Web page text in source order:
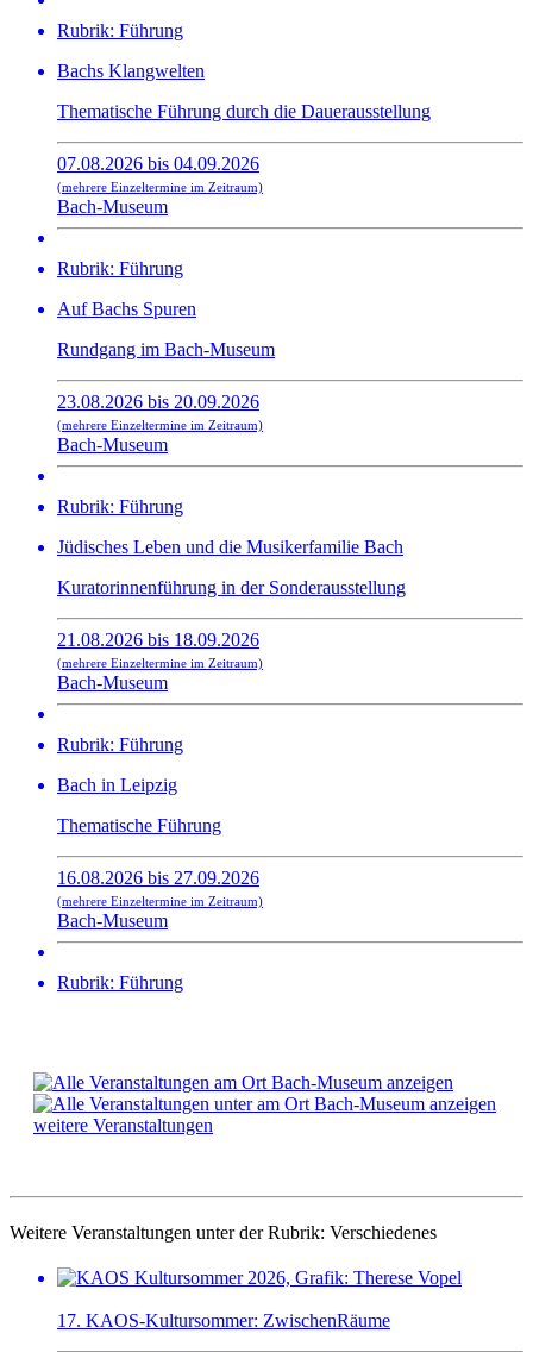
Rubrik: Führung
Bachs Klangwelten
Thematische Führung durch die Dauerausstellung
07.08.2026 bis 04.09.2026
(mehrere Einzeltermine im Zeitraum)
Bach-Museum
Rubrik: Führung
Auf Bachs Spuren
Rundgang im Bach-Museum
23.08.2026 bis 20.09.2026
(mehrere Einzeltermine im Zeitraum)
Bach-Museum
Rubrik: Führung
Jüdisches Leben und die Musikerfamilie Bach
Kuratorinnenführung in der Sonderausstellung
21.08.2026 bis 18.09.2026
(mehrere Einzeltermine im Zeitraum)
Bach-Museum
Rubrik: Führung
Bach in Leipzig
Thematische Führung
16.08.2026 bis 27.09.2026
(mehrere Einzeltermine im Zeitraum)
Bach-Museum
Rubrik: Führung
weitere Veranstaltungen
Weitere Veranstaltungen unter der Rubrik: Verschiedenes
17. KAOS-Kultursommer: ZwischenRäume